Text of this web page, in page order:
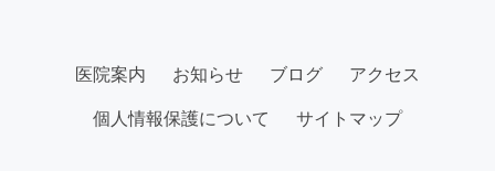
SECONDARY
医院案内 お知らせ ブログ
アクセス
個人情報保護について
サイトマップ